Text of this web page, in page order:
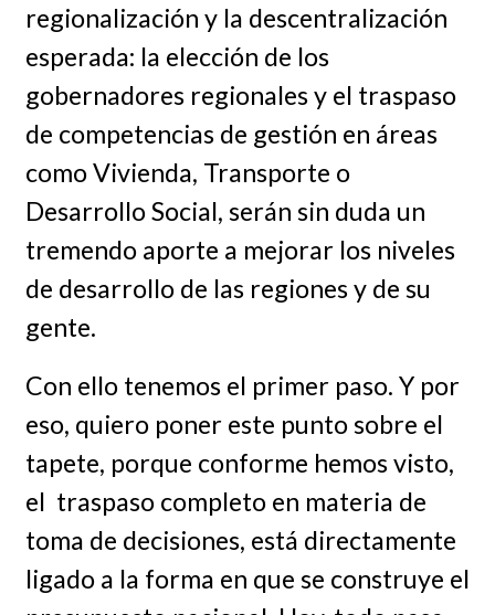
regionalización y la descentralización
esperada: la elección de los
gobernadores regionales y el traspaso
de competencias de gestión en áreas
como Vivienda, Transporte o
Desarrollo Social, serán sin duda un
tremendo aporte a mejorar los niveles
de desarrollo de las regiones y de su
gente.
Con ello tenemos el primer paso. Y por
eso, quiero poner este punto sobre el
tapete, porque conforme hemos visto,
el traspaso completo en materia de
toma de decisiones, está directamente
ligado a la forma en que se construye el